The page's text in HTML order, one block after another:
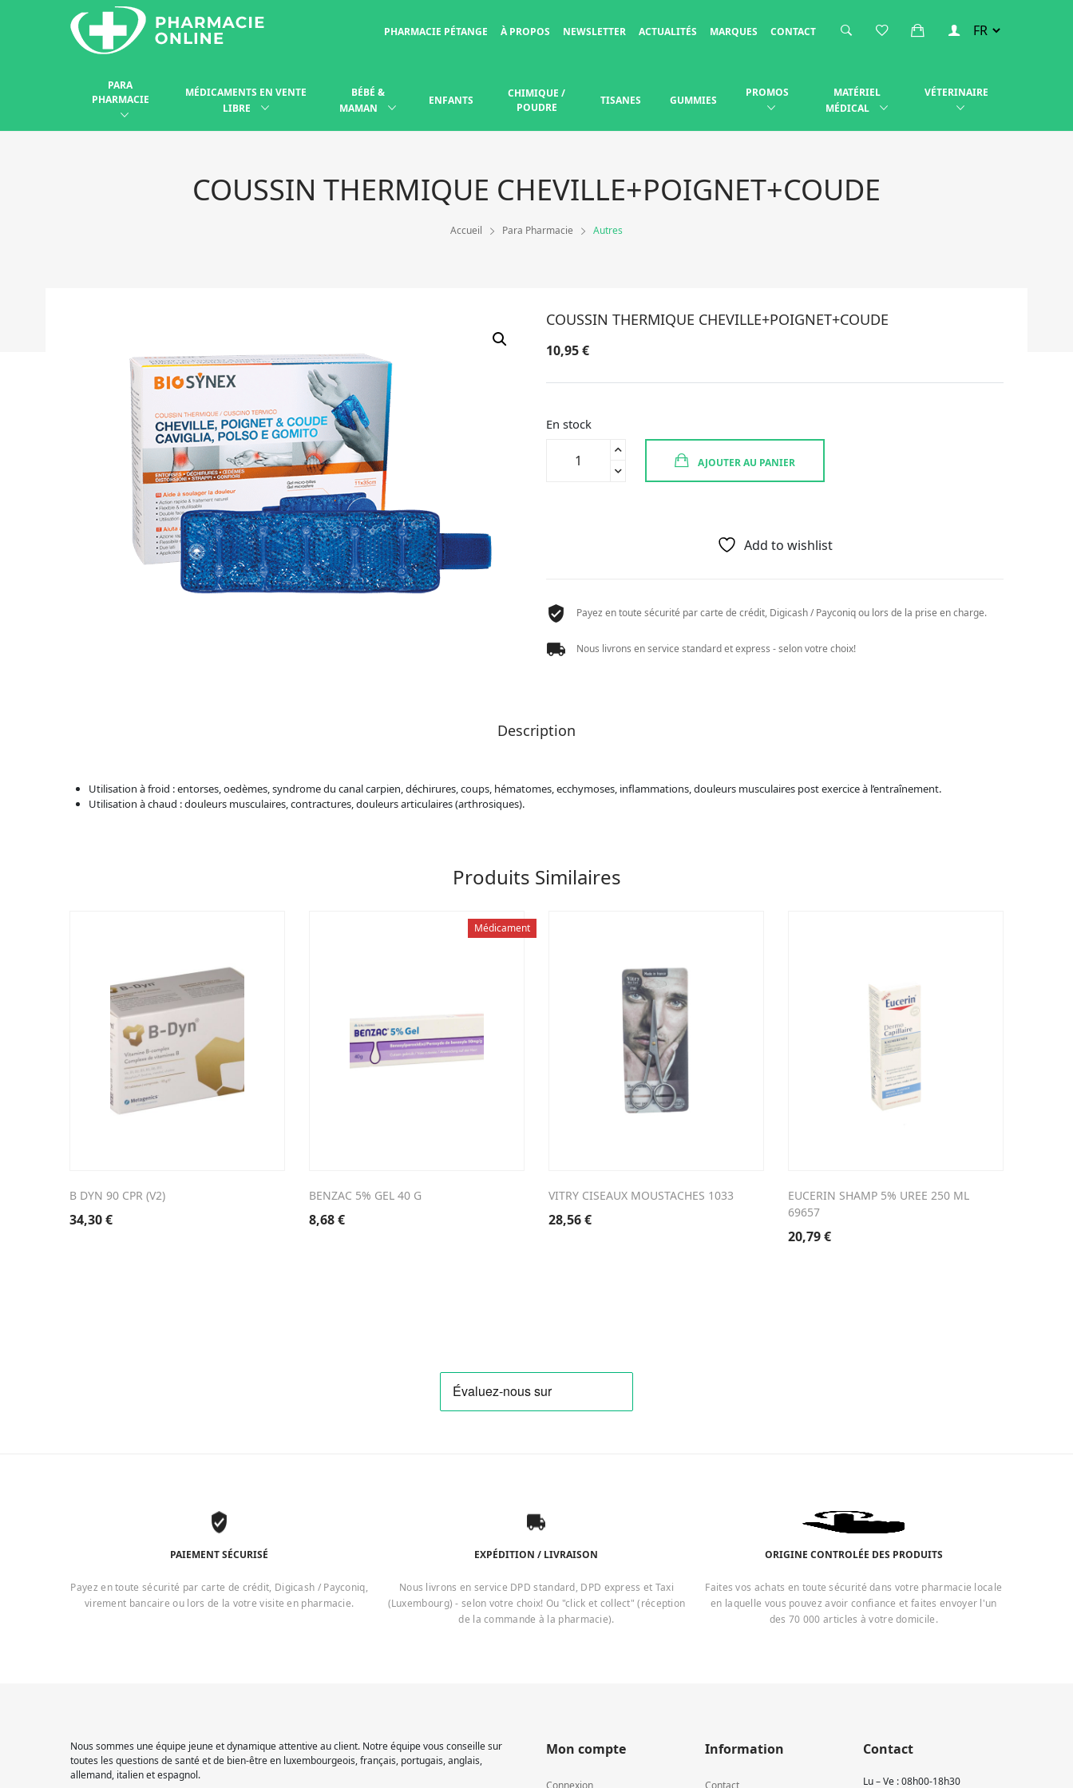
PHARMACIE PÉTANGE À PROPOS NEWSLETTER ACTUALITÉS MARQUES CONTACT
PARA
PHARMACIE
MÉDICAMENTS EN VENTE
LIBRE
BÉBÉ &
MAMAN
ENFANTS
CHIMIQUE /
POUDRE
TISANES GUMMIES
PROMOS
MATÉRIEL
MÉDICAL
VÉTERINAIRE
COUSSIN THERMIQUE CHEVILLE+POIGNET+COUDE
Accueil Para Pharmacie Autres
COUSSIN THERMIQUE CHEVILLE+POIGNET+COUDE
10,95€
En stock
AJOUTER AU PANIER
Add to wishlist
Payez en toute sécurité par carte de crédit, Digicash / Payconiq ou lors de la prise en charge.
Nous livrons en service standard et express - selon votre choix!
Description
Utilisation à froid : entorses, oedèmes, syndrome du canal carpien, déchirures, coups, hématomes, ecchymoses, inflammations, douleurs musculaires post exercice à l’entraînement.
Utilisation à chaud : douleurs musculaires, contractures, douleurs articulaires (arthrosiques).
Produits Similaires
B DYN 90 CPR (V2)
34,30€
Médicament
BENZAC 5% GEL 40 G
8,68€
VITRY CISEAUX MOUSTACHES 1033
28,56€
EUCERIN SHAMP 5% UREE 250 ML
69657
20,79€
PAIEMENT SÉCURISÉ
Payez en toute sécurité par carte de crédit, Digicash / Payconiq,
virement bancaire ou lors de la votre visite en pharmacie.
EXPÉDITION / LIVRAISON
Nous livrons en service DPD standard, DPD express et Taxi
(Luxembourg) - selon votre choix! Ou "click et collect" (réception
de la commande à la pharmacie).
ORIGINE CONTROLÉE DES PRODUITS
Faites vos achats en toute sécurité dans votre pharmacie locale
en laquelle vous pouvez avoir confiance et faites envoyer l'un
des 70 000 articles à votre domicile.
Nous sommes une équipe jeune et dynamique attentive au client. Notre équipe vous conseille sur
toutes les questions de santé et de bien-être en luxembourgeois, français, portugais, anglais,
allemand, italien et espagnol.
Mon compte
Connexion
Information
Contact
Contact
Lu – Ve : 08h00-18h30